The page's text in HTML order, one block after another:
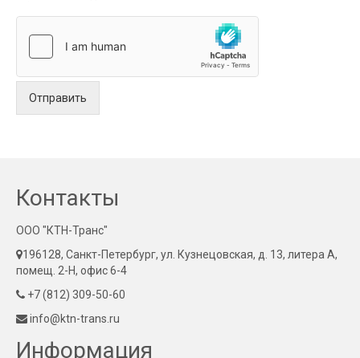
Отправить
Контакты
ООО "КТН-Транс"
196128, Санкт-Петербург, ул. Кузнецовская, д. 13, литера А,
помещ. 2-Н, офис 6-4
+7 (812) 309-50-60
info@ktn-trans.ru
Информация